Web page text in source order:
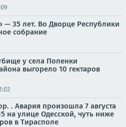
— 35 лет. Во Дворце Республики
собрание
у села Попенки
выгорело 10 гектаров
. Авария произошла 7 августа
на улице Одесской, чуть ниже
в Тирасполе